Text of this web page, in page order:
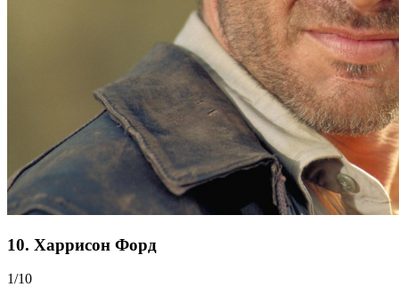
10. Харрисон Форд
1/10